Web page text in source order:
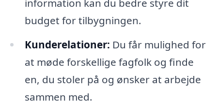
information kan du bedre styre dit
budget for tilbygningen.
Kunderelationer: Du får mulighed for
at møde forskellige fagfolk og finde
en, du stoler på og ønsker at arbejde
sammen med.